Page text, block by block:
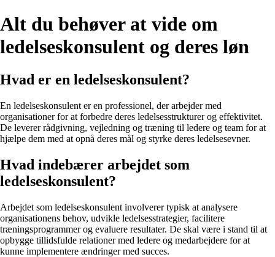
Alt du behøver at vide om
ledelseskonsulent og deres løn
Hvad er en ledelseskonsulent?
En ledelseskonsulent er en professionel, der arbejder med
organisationer for at forbedre deres ledelsesstrukturer og effektivitet.
De leverer rådgivning, vejledning og træning til ledere og team for at
hjælpe dem med at opnå deres mål og styrke deres ledelsesevner.
Hvad indebærer arbejdet som
ledelseskonsulent?
Arbejdet som ledelseskonsulent involverer typisk at analysere
organisationens behov, udvikle ledelsesstrategier, facilitere
træningsprogrammer og evaluere resultater. De skal være i stand til at
opbygge tillidsfulde relationer med ledere og medarbejdere for at
kunne implementere ændringer med succes.